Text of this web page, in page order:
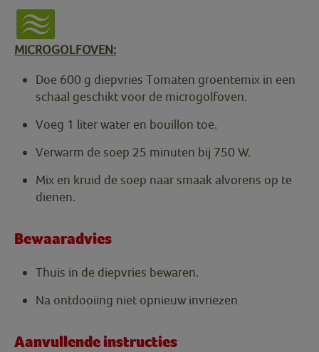
MICROGOLFOVEN:
Doe 600 g diepvries Tomaten groentemix in een
schaal geschikt voor de microgolfoven.
Voeg 1 liter water en bouillon toe.
Verwarm de soep 25 minuten bij 750 W.
Mix en kruid de soep naar smaak alvorens op te
dienen.
Bewaaradvies
Thuis in de diepvries bewaren.
Na ontdooiing niet opnieuw invriezen
Aanvullende instructies